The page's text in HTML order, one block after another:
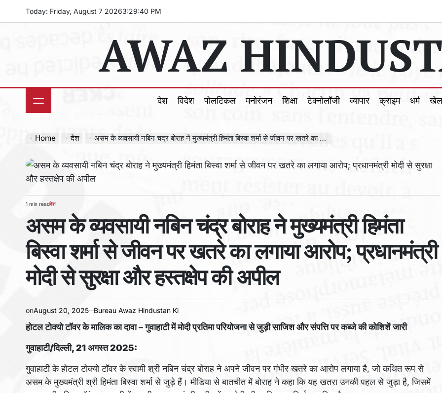
Today: Friday, August 7 20263:29:42 PM
AWAZ
देश विदेश पोलटिकल मनोरंजन शिक्षा टेक्नोलॉजी व्यापार क्राइम धर्म खेल
Home देश असम के व्यवसायी नबिन चंद्र बोराह ने मुख्यमंत्री हिमंता बिस्वा शर्मा से जीवन पर खतरे का लगाया आरोप; प्रधानमंत्री मोदी से सुरक्षा और हस्तक्षेप की अपील
Estimated
time
1 min readPOSTED
देश
असम के व्यवसायी नबिन चंद्र बोराह ने मुख्यमंत्री हिमंता
बिस्वा शर्मा से जीवन पर खतरे का लगाया आरोप; प्रधानमंत्री
मोदी से सुरक्षा और हस्तक्षेप की अपील
onAugust 20, 2025 Bureau Awaz Hindustan Ki
होटल टोक्यो टॉवर के मालिक का दावा – गुवाहाटी में मोदी प्रतिमा परियोजना से जुड़ी साजिश और संपत्ति पर कब्जे की कोशिशें जारी
गुवाहाटी/दिल्ली, 21 अगस्त 2025:
गुवाहाटी के होटल टोक्यो टॉवर के स्वामी श्री नबिन चंद्र बोराह ने अपने जीवन पर गंभीर खतरे का आरोप लगाया है, जो कथित रूप से
असम के मुख्यमंत्री श्री हिमंता बिस्वा शर्मा से जुड़े हैं। मीडिया से बातचीत में बोराह ने कहा कि यह खतरा उनकी पहल से जुड़ा है, जिसमें